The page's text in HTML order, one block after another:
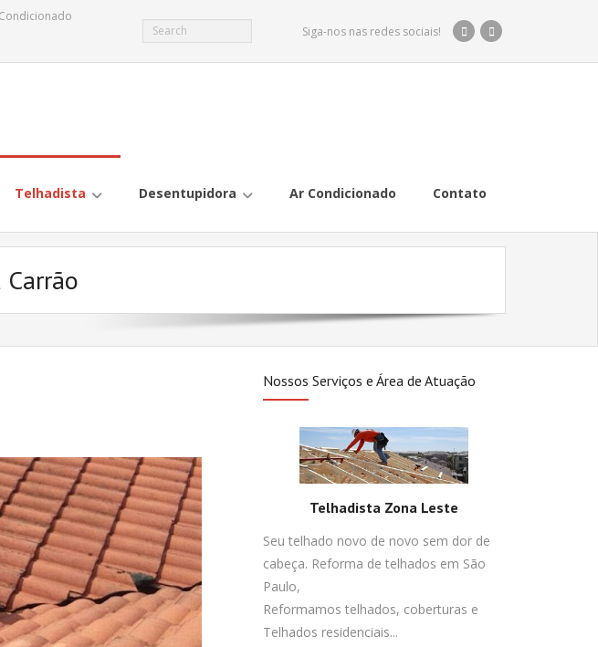
Siga-nos nas redes sociais!
Telhadista Desentupidora Ar Condicionado Contato
Nossos Serviços e Área de Atuação
Telhadista Zona Leste
Seu telhado novo de novo sem dor de
cabeça. Reforma de telhados em São
Paulo,
Reformamos telhados, coberturas e
Telhados residenciais...